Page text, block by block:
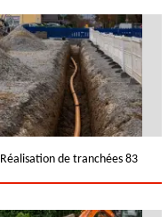
Réalisation de tranchées 83